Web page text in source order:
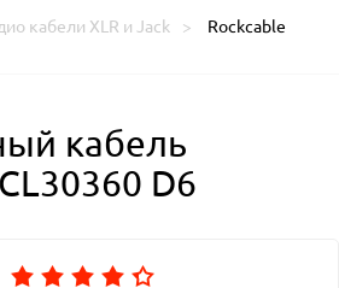
кабели XLR и Jack
Rockcable
кабель
D6